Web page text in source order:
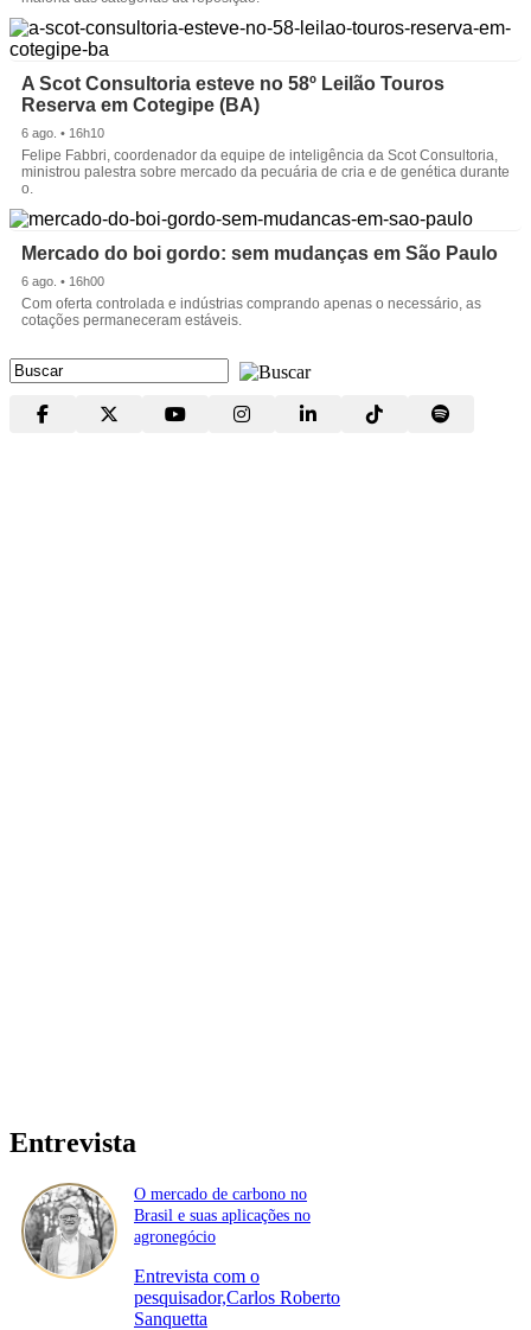
A Scot Consultoria esteve no 58º Leilão Touros
Reserva em Cotegipe (BA)
6 ago. • 16h10
Felipe Fabbri, coordenador da equipe de inteligência da Scot Consultoria,
ministrou palestra sobre mercado da pecuária de cria e de genética durante
o.
Mercado do boi gordo: sem mudanças em São Paulo
6 ago. • 16h00
Com oferta controlada e indústrias comprando apenas o necessário, as
cotações permaneceram estáveis.
Entrevista
O mercado de carbono no
Brasil e suas aplicações no
agronegócio
Entrevista com o
pesquisador,Carlos Roberto
Sanquetta